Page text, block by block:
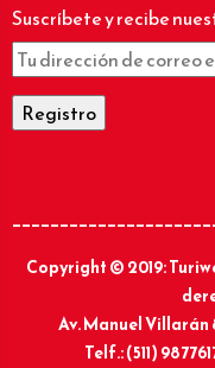
Suscríbete y recibe
Copyright © 2019:
Av. Manuel Villarán
Telf.: (511)